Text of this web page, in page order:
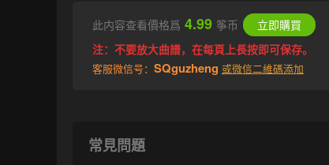
此内容查看價格爲 4.99 筝币 立即購買
注：不要放大曲譜，在每頁上長按即可保存。
客服微信号： SQguzheng 或微信二維碼添加
常見問題